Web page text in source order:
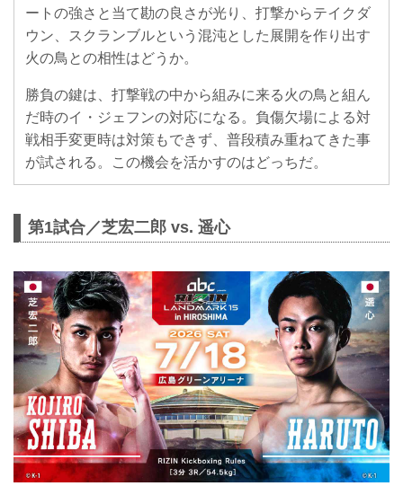
ートの強さと当て勘の良さが光り、打撃からテイクダ
ウン、スクランブルという混沌とした展開を作り出す
火の鳥との相性はどうか。
勝負の鍵は、打撃戦の中から組みに来る火の鳥と組ん
だ時のイ・ジェフンの対応になる。負傷欠場による対
戦相手変更時は対策もできず、普段積み重ねてきた事
が試される。この機会を活かすのはどっちだ。
第1試合／芝宏二郎 vs. 遥心